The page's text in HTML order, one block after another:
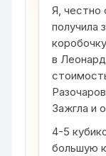
Я, честно
получила
в
Зажгла и
4-5
большую